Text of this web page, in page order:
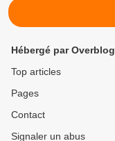
Hébergé par Overblog
Top articles
Pages
Contact
Signaler un abus